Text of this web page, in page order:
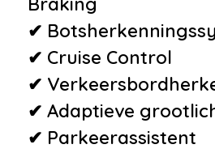
•Passagiersstoel in
verstelbaar
•Regensensor
•Sportstoelen
•Stuurbekrachtiging
✔
✔ Cruise Control
✔
✔ Adaptieve
✔ Parkeerassistent